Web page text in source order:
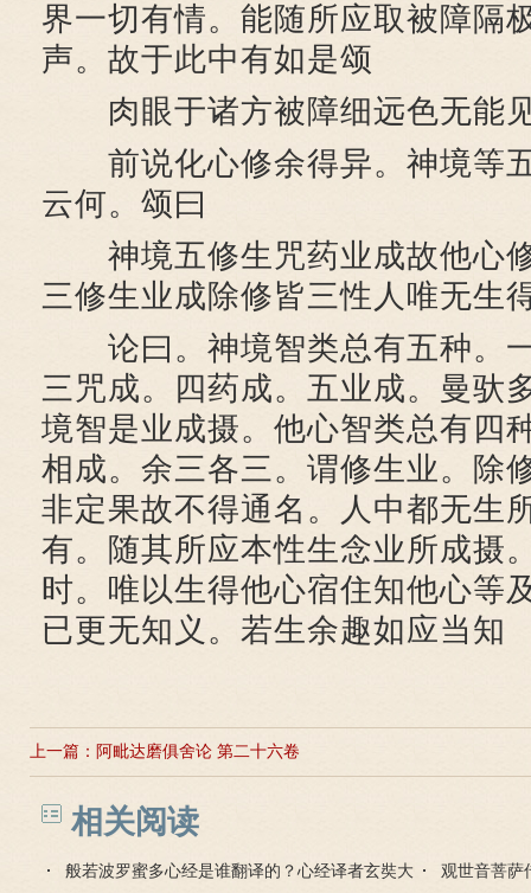
界一切有情。能随所应取被障隔
声。故于此中有如是颂
肉眼于诸方被障细远色无能
前说化心修余得异。神境等
云何。颂曰
神境五修生咒药业成故他心
三修生业成除修皆三性人唯无生
论曰。神境智类总有五种。
三咒成。四药成。五业成。曼驮
境智是业成摄。他心智类总有四
相成。余三各三。谓修生业。除
非定果故不得通名。人中都无生
有。随其所应本性生念业所成摄
时。唯以生得他心宿住知他心等
已更无知义。若生余趣如应当知
上一篇： 阿毗达磨俱舍论 第二十六卷
相关阅读
般若波罗蜜多心经是谁翻译的？心经译者玄奘大
观世音菩萨